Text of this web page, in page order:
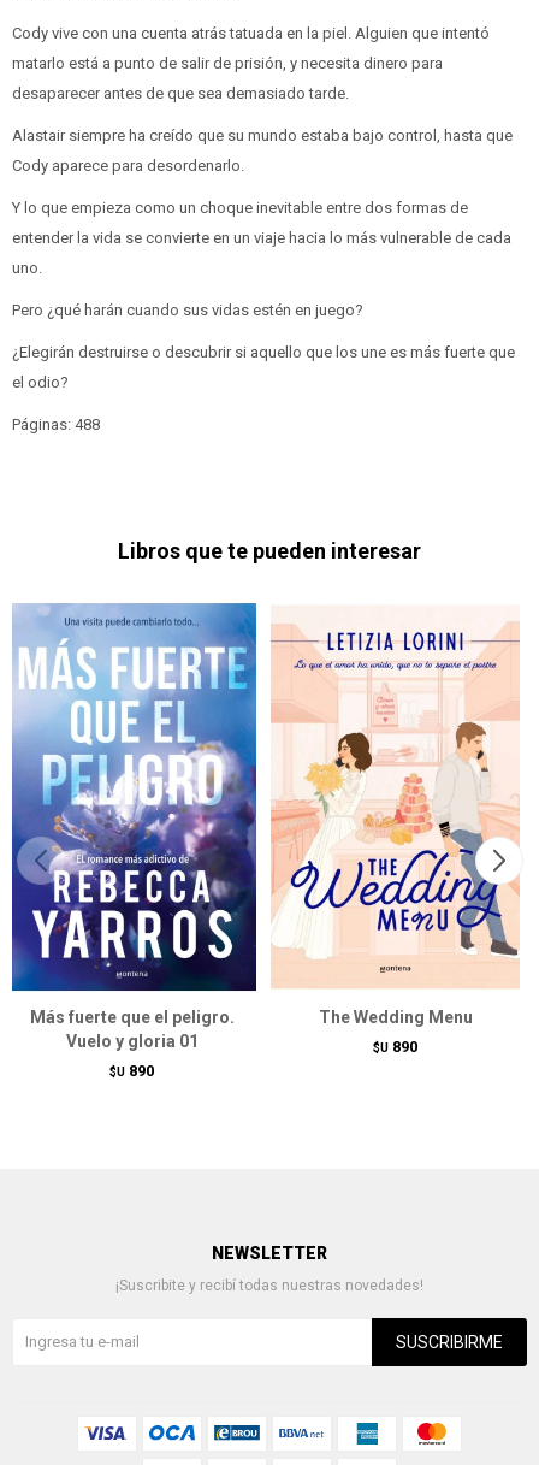
Cody vive con una cuenta atrás tatuada en la piel. Alguien que intentó
matarlo está a punto de salir de prisión, y necesita dinero para
desaparecer antes de que sea demasiado tarde.
Alastair siempre ha creído que su mundo estaba bajo control, hasta que
Cody aparece para desordenarlo.
Y lo que empieza como un choque inevitable entre dos formas de
entender la vida se convierte en un viaje hacia lo más vulnerable de cada
uno.
Pero ¿qué harán cuando sus vidas estén en juego?
¿Elegirán destruirse o descubrir si aquello que los une es más fuerte que
el odio?
Páginas: 488
Libros que te pueden interesar
Más fuerte que el peligro.
Vuelo y gloria 01
$U 890
The Wedding Menu
$U 890
NEWSLETTER
¡Suscribite y recibí todas nuestras novedades!
SUSCRIBIRME